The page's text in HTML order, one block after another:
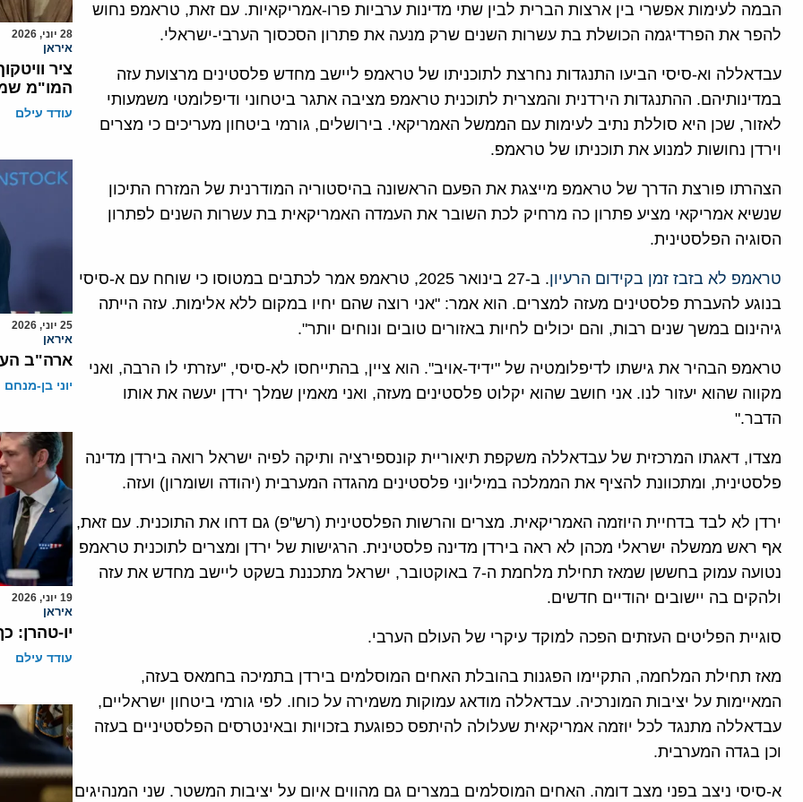
הבמה לעימות אפשרי בין ארצות הברית לבין שתי מדינות ערביות פרו-אמריקאיות. עם זאת, טראמפ נחוש
להפר את הפרדיגמה הכושלת בת עשרות השנים שרק מנעה את פתרון הסכסוך הערבי-ישראלי.
עבדאללה וא-סיסי הביעו התנגדות נחרצת לתוכניתו של טראמפ ליישב מחדש פלסטינים מרצועת עזה
במדינותיהם. ההתנגדות הירדנית והמצרית לתוכנית טראמפ מציבה אתגר ביטחוני ודיפלומטי משמעותי
לאזור, שכן היא סוללת נתיב לעימות עם הממשל האמריקאי. בירושלים, גורמי ביטחון מעריכים כי מצרים
וירדן נחושות למנוע את תוכניתו של טראמפ.
הצהרתו פורצת הדרך של טראמפ מייצגת את הפעם הראשונה בהיסטוריה המודרנית של המזרח התיכון
שנשיא אמריקאי מציע פתרון כה מרחיק לכת השובר את העמדה האמריקאית בת עשרות השנים לפתרון
הסוגיה הפלסטינית.
טראמפ לא בזבז זמן בקידום הרעיון
. ב-27 בינואר 2025, טראמפ אמר לכתבים במטוסו כי שוחח עם א-סיסי
בנוגע להעברת פלסטינים מעזה למצרים. הוא אמר: "אני רוצה שהם יחיו במקום ללא אלימות. עזה הייתה
גיהינום במשך שנים רבות, והם יכולים לחיות באזורים טובים ונוחים יותר".
טראמפ הבהיר את גישתו לדיפלומטיה של "ידיד-אויב". הוא ציין, בהתייחסו לא-סיסי, "עזרתי לו הרבה, ואני
מקווה שהוא יעזור לנו. אני חושב שהוא יקלוט פלסטינים מעזה, ואני מאמין שמלך ירדן יעשה את אותו
הדבר."
מצדו, דאגתו המרכזית של עבדאללה משקפת תיאוריית קונספירציה ותיקה לפיה ישראל רואה בירדן מדינה
פלסטינית, ומתכוונת להציף את הממלכה במיליוני פלסטינים מהגדה המערבית (יהודה ושומרון) ועזה.
ירדן לא לבד בדחיית היוזמה האמריקאית. מצרים והרשות הפלסטינית (רש"פ) גם דחו את התוכנית. עם זאת,
אף ראש ממשלה ישראלי מכהן לא ראה בירדן מדינה פלסטינית. הרגישות של ירדן ומצרים לתוכנית טראמפ
נטועה עמוק בחששן שמאז תחילת מלחמת ה-7 באוקטובר, ישראל מתכננת בשקט ליישב מחדש את עזה
ולהקים בה יישובים יהודיים חדשים.
סוגיית הפליטים העזתים הפכה למוקד עיקרי של העולם הערבי.
מאז תחילת המלחמה, התקיימו הפגנות בהובלת האחים המוסלמים בירדן בתמיכה בחמאס בעזה,
המאיימות על יציבות המונרכיה. עבדאללה מודאג עמוקות משמירה על כוחו. לפי גורמי ביטחון ישראליים,
עבדאללה מתנגד לכל יוזמה אמריקאית שעלולה להיתפס כפוגעת בזכויות ובאינטרסים הפלסטיניים בעזה
וכן בגדה המערבית.
א-סיסי ניצב בפני מצב דומה. האחים המוסלמים במצרים גם מהווים איום על יציבות המשטר. שני המנהיגים
28 יוני, 2026
איראן
ציר
המו"מ
עודד עילם
25 יוני, 2026
איראן
ארה"ב
יוני בן-מנחם
19 יוני, 2026
איראן
יו-טהרן:
עודד עילם